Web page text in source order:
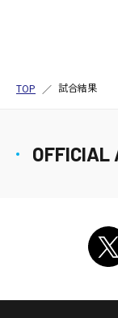
TOP 試合結果
OFFICIAL